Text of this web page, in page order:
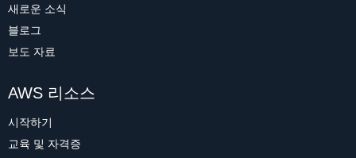
새로운 소식
블로그
보도 자료
AWS 리소스
시작하기
교육 및 자격증